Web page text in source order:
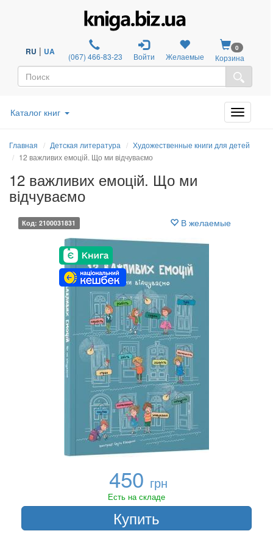
RU | UA (067) 466-83-23 Войти Желаемые
0
Корзина
Каталог книг
Главная Детская литература
Художественные книги для детей
12 важливих емоцій. Що ми відчуваємо
12 важливих емоцій. Що ми
відчуваємо
Код: 2100031831 В желаемые
450 грн
Есть на складе
Купить